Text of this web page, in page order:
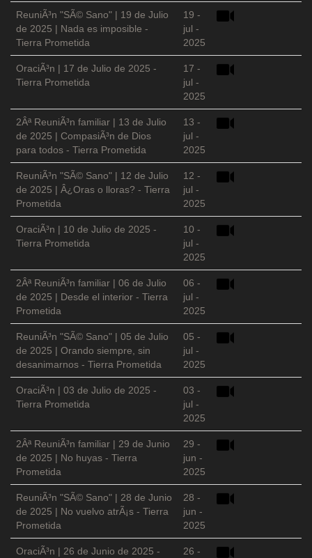
ReuniÃ³n "SÃ© Sano" | 19 de Julio
de 2025 | Nada es imposible -
Tierra Prometida
19 -
jul -
2025
OraciÃ³n | 17 de Julio de 2025 -
Tierra Prometida
17 -
jul -
2025
2Âª ReuniÃ³n familiar | 13 de Julio
de 2025 | CompasiÃ³n de Dios
para todos - Tierra Prometida
13 -
jul -
2025
ReuniÃ³n "SÃ© Sano" | 12 de Julio
de 2025 | Â¿Oras o lloras? - Tierra
Prometida
12 -
jul -
2025
OraciÃ³n | 10 de Julio de 2025 -
Tierra Prometida
10 -
jul -
2025
2Âª ReuniÃ³n familiar | 06 de Julio
de 2025 | Desde el interior - Tierra
Prometida
06 -
jul -
2025
ReuniÃ³n "SÃ© Sano" | 05 de Julio
de 2025 | Orando siempre, sin
desanimarnos - Tierra Prometida
05 -
jul -
2025
OraciÃ³n | 03 de Julio de 2025 -
Tierra Prometida
03 -
jul -
2025
2Âª ReuniÃ³n familiar | 29 de Junio
de 2025 | No huyas - Tierra
Prometida
29 -
jun -
2025
ReuniÃ³n "SÃ© Sano" | 28 de Junio
de 2025 | No vuelvo atrÃ¡s - Tierra
Prometida
28 -
jun -
2025
OraciÃ³n | 26 de Junio de 2025 -
26 -